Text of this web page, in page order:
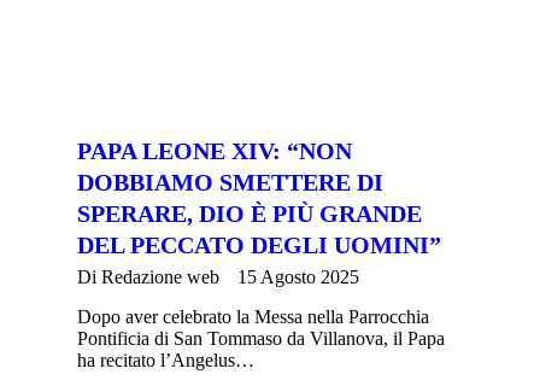
PAPA LEONE XIV: “NON
DOBBIAMO SMETTERE DI
SPERARE, DIO È PIÙ GRANDE
DEL PECCATO DEGLI UOMINI”
Di Redazione web
15 Agosto 2025
Dopo aver celebrato la Messa nella Parrocchia
Pontificia di San Tommaso da Villanova, il Papa
ha recitato l’Angelus…